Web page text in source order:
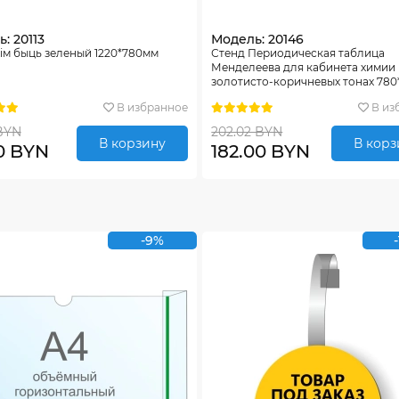
20113
быць зеленый 1220*780мм
В избранное
BYN В корзину
Модель: 20146
Стенд Периодическая таблица
Менделеева для кабинета химии
золотисто-коричневых тонах
В
202.02 BYN
182.00 BYN В
-9%